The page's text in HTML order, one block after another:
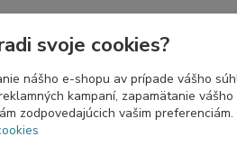
svet
najznámejšie české
práci českých sklárov si
Českej republikya
svoje cookies?
nášho e-shopu av prípade vášho
kampaní, zapamätanie
zodpovedajúcich vašim preferenciám.